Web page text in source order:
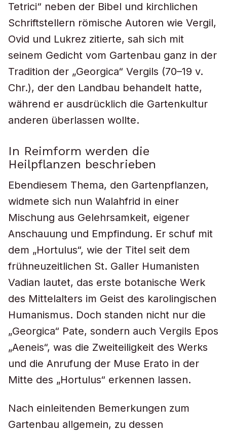
Tetrici“ neben der Bibel und kirchlichen
Schriftstellern römische Autoren wie Vergil,
Ovid und Lukrez zitierte, sah sich mit
seinem Gedicht vom Gartenbau ganz in der
Tradition der „Georgica“ Vergils (70–19 v.
Chr.), der den Landbau behandelt hatte,
während er ausdrücklich die Gartenkultur
anderen überlassen wollte.
In Reimform werden die
Heilpflanzen beschrieben
Ebendiesem Thema, den Gartenpflanzen,
widmete sich nun Walahfrid in einer
Mischung aus Gelehrsamkeit, eigener
Anschauung und Empfindung. Er schuf mit
dem „Hortulus“, wie der Titel seit dem
frühneuzeitlichen St. Galler Humanisten
Vadian lautet, das erste botanische Werk
des Mittelalters im Geist des karolingischen
Humanismus. Doch standen nicht nur die
„Georgica“ Pate, sondern auch Vergils Epos
„Aeneis“, was die Zweiteiligkeit des Werks
und die Anrufung der Muse Erato in der
Mitte des „Hortulus“ erkennen lassen.
Nach einleitenden Bemerkungen zum
Gartenbau allgemein, zu dessen